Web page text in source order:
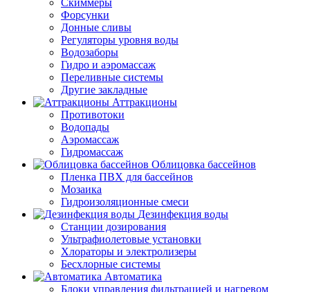
Скиммеры
Форсунки
Донные сливы
Регуляторы уровня воды
Водозаборы
Гидро и аэромассаж
Переливные системы
Другие закладные
Аттракционы
Противотоки
Водопады
Аэромассаж
Гидромассаж
Облицовка бассейнов
Пленка ПВХ для бассейнов
Мозаика
Гидроизоляционные смеси
Дезинфекция воды
Станции дозирования
Ультрафиолетовые установки
Хлораторы и электролизеры
Бесхлорные системы
Автоматика
Блоки управления фильтрацией и нагревом